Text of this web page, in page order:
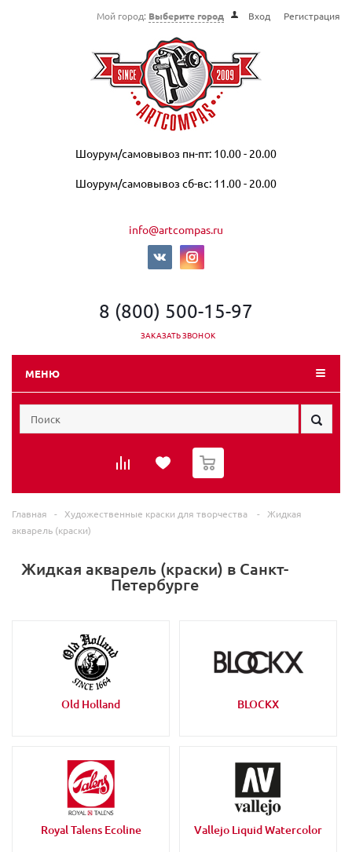
Мой город: Выберите город Вход Регистрация
Шоурум/самовывоз пн-пт: 10.00 - 20.00
Шоурум/самовывоз сб-вс: 11.00 - 20.00
info@artcompas.ru
8 (800) 500-15-97
ЗАКАЗАТЬ ЗВОНОК
МЕНЮ
0
Главная - Художественные краски для творчества -
Жидкая
акварель (краски)
Жидкая акварель (краски) в Санкт-
Петербурге
Old Holland BLOCKX
Royal Talens Ecoline Vallejo Liquid Watercolor